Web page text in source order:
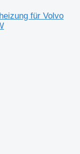
für Volvo